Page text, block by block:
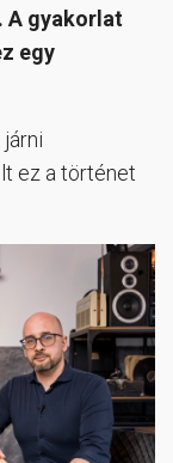
A gyakorlat
egy
ez a történet